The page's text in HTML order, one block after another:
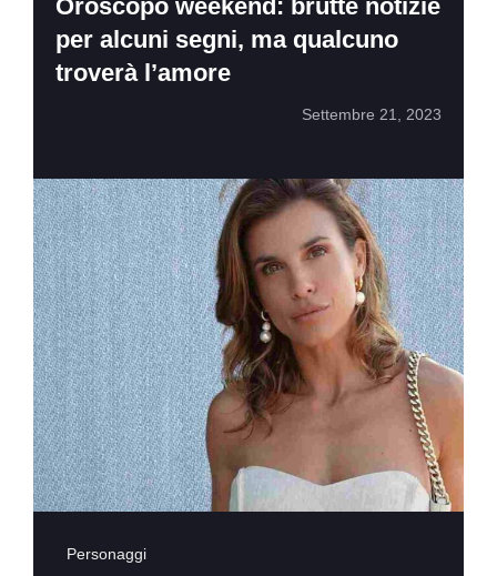
Oroscopo weekend: brutte notizie
per alcuni segni, ma qualcuno
troverà l’amore
Settembre 21, 2023
Personaggi